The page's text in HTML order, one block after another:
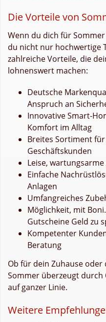
Die Vorteile von
Wenn du dich für
du nicht nur hochwertige
zahlreiche Vorteile, die
lohnenswert machen:
Deutsche
Anspruch an
Innovative Smart-
Komfort im Alltag
Breites Sortiment
Geschäftskunden
Leise,
Einfache
Anlagen
Umfangreiches
Möglichkeit, mit
Gutscheine Geld zu
Kompetenter
Beratung
Ob für dein Zuhause
Sommer überzeugt
auf ganzer Linie.
Weitere